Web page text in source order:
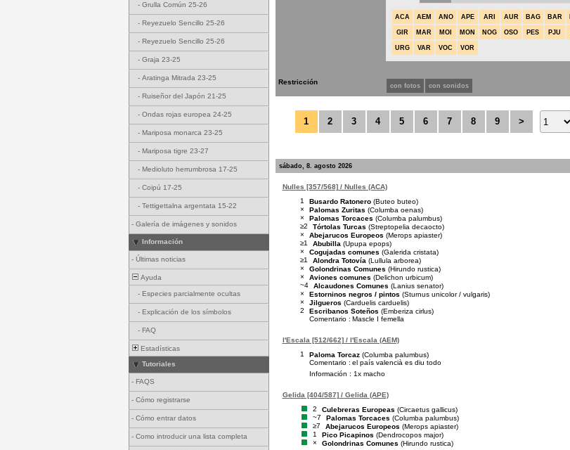
- Grulla Común 25-26
- Reyezuelo Sencillo 25-26
- Reyezuelo Sencillo 25-26
- Graja 23-25
- Aratinga Mitrada 23-25
- Ruiseñor del Japón 21-25
- Ondas rojas europea 24-25
- Mariposa monarca 23-25
- Mariposa tigre 23-27
- Medioluto herrumbrosa 17-25
- Coipú 17-25
- Tettigettalna argentata 15-22
- Galería de imágenes y sonidos
Información
- Últimas noticias
Ayuda
- Especies parcialmente ocultas
- Explicación de los símbolos
- FAQ
Estadísticas
Tutoriales
- FAQS
- Cómo registrarse
- Cómo entrar datos
- Como introducir una lista completa
ACA AEM ANO APE ARI AUR BAG BAR
GIR MAR MOI MON NOG OSO PES PJU
URG VAR VOC VOR
Restricción con fotos con sonidos
1 2 3 4 5 6 7 8 9 >
sábado, 8. agosto 2026
Nulles [357/568] / Nulles (ACA)
1
Busardo Ratonero (Buteo buteo)
×
Palomas Zuritas (Columba oenas)
×
Palomas Torcaces (Columba palumbus)
≥2
Tórtolas Turcas (Streptopelia decaocto)
×
Abejarucos Europeos (Merops apiaster)
≥1
Abubilla (Upupa epops)
×
Cogujadas comunes (Galerida cristata)
≥1
Alondra Totovía (Lullula arborea)
×
Golondrinas Comunes (Hirundo rustica)
×
Aviones comunes (Delichon urbicum)
~4
Alcaudones Comunes (Lanius senator)
×
Estorninos negros / pintos (Sturnus unicolor / vulgaris)
×
Jilgueros (Carduelis carduelis)
2
Escribanos Soteños (Emberiza cirlus)
Comentario : Mascle I femella
l'Escala [512/662] / l'Escala (AEM)
1
Paloma Torcaz (Columba palumbus)
Comentario : el país valencià es diu todo
Información : 1x macho
Gelida [404/587] / Gelida (APE)
2
Culebreras Europeas (Circaetus gallicus)
~7
Palomas Torcaces (Columba palumbus)
≥7
Abejarucos Europeos (Merops apiaster)
1
Pico Picapinos (Dendrocopos major)
×
Golondrinas Comunes (Hirundo rustica)